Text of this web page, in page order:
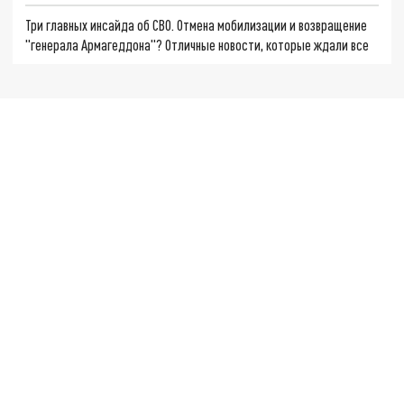
Три главных инсайда об СВО. Отмена мобилизации и возвращение
"генерала Армагеддона"? Отличные новости, которые ждали все